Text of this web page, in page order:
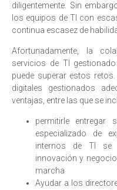
diligentemente. Sin
los equipos de TI con
continua escasez de
Afortunadamente, la
servicios de TI
puede superar estos
digitales gestionados
ventajas, entre las que se
permitirle
especializado de
internos de TI se
innovación y
marcha
Ayudar a los